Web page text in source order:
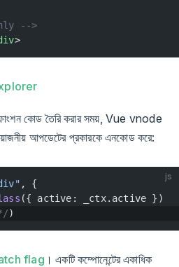
-->
>
ফাংশন কোড তৈরি করার সময়, Vue vnode
আপডেটের প্রকারকে এনকোড করে:
js
, {
({ active: _ctx.active })
)
flag । একটি কম্পোনেন্টের একাধিক